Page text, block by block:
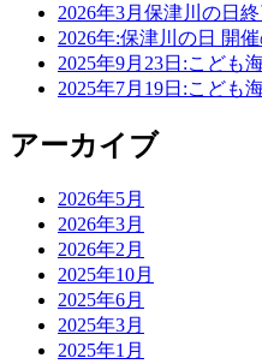
2026年3月保津川の日
2026年:保津川の日 開
2025年9月23日:こども
2025年7月19日:こども
アーカイブ
2026年5月
2026年3月
2026年2月
2025年10月
2025年6月
2025年3月
2025年1月